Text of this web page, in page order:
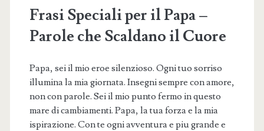
Frasi Speciali per il Papa –
Parole che Scaldano il Cuore
Papa, sei il mio eroe silenzioso. Ogni tuo sorriso
illumina la mia giornata. Insegni sempre con amore,
non con parole. Sei il mio punto fermo in questo
mare di cambiamenti. Papa, la tua forza e la mia
ispirazione. Con te ogni avventura e piu grande e